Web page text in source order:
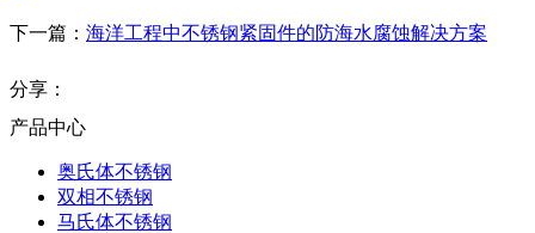
下一篇： 海洋工程中不锈钢紧固件的防海水腐蚀解决方案
分享：
产品中心
奥氏体不锈钢
双相不锈钢
马氏体不锈钢